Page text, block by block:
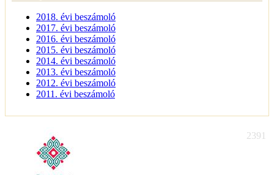
2018. évi beszámoló
2017. évi beszámoló
2016. évi beszámoló
2015. évi beszámoló
2014. évi beszámoló
2013. évi beszámoló
2012. évi beszámoló
2011. évi beszámoló
2391